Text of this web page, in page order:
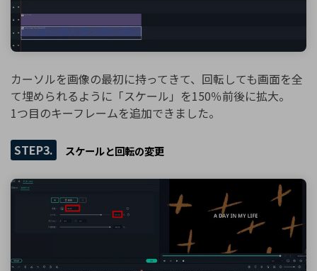
カーソルを画像の最初に持ってきて、回転しても画面を全
て埋められるように「スケール」を150％前後に拡大。
1つ目のキーフレームを追加できました。
STEP3. スケールと回転の変更